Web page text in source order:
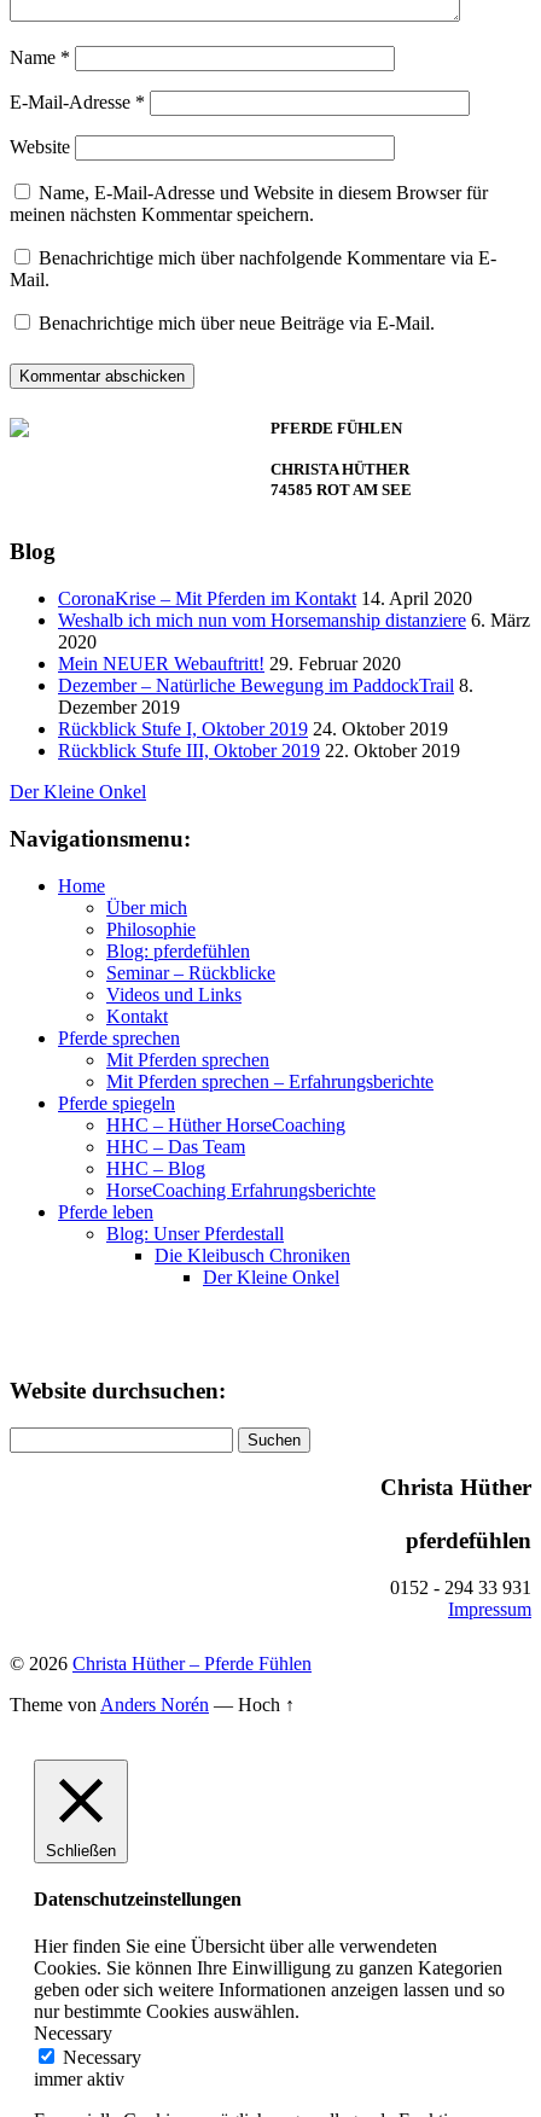
Name *
E-Mail-Adresse *
Website
Name, E-Mail-Adresse und Website in diesem Browser für
meinen nächsten Kommentar speichern.
Benachrichtige mich über nachfolgende Kommentare via E-
Mail.
Benachrichtige mich über neue Beiträge via E-Mail.
PFERDE FÜHLEN
CHRISTA HÜTHER
74585 ROT AM SEE
Blog
CoronaKrise – Mit Pferden im Kontakt 14. April 2020
Weshalb ich mich nun vom Horsemanship distanziere 6. März
2020
Mein NEUER Webauftritt! 29. Februar 2020
Dezember – Natürliche Bewegung im PaddockTrail 8.
Dezember 2019
Rückblick Stufe I, Oktober 2019 24. Oktober 2019
Rückblick Stufe III, Oktober 2019 22. Oktober 2019
Der Kleine Onkel
Navigationsmenu:
Home
Über mich
Philosophie
Blog: pferdefühlen
Seminar – Rückblicke
Videos und Links
Kontakt
Pferde sprechen
Mit Pferden sprechen
Mit Pferden sprechen – Erfahrungsberichte
Pferde spiegeln
HHC – Hüther HorseCoaching
HHC – Das Team
HHC – Blog
HorseCoaching Erfahrungsberichte
Pferde leben
Blog: Unser Pferdestall
Die Kleibusch Chroniken
Der Kleine Onkel
Website durchsuchen:
nach:
Christa Hüther
pferdefühlen
0152 - 294 33 931
Impressum
© 2026 Christa Hüther – Pferde Fühlen
Theme von Anders Norén — Hoch ↑
Schließen
Datenschutzeinstellungen
Hier finden Sie eine Übersicht über alle verwendeten
Cookies. Sie können Ihre Einwilligung zu ganzen Kategorien
geben oder sich weitere Informationen anzeigen lassen und so
nur bestimmte Cookies auswählen.
Necessary
Necessary
immer aktiv